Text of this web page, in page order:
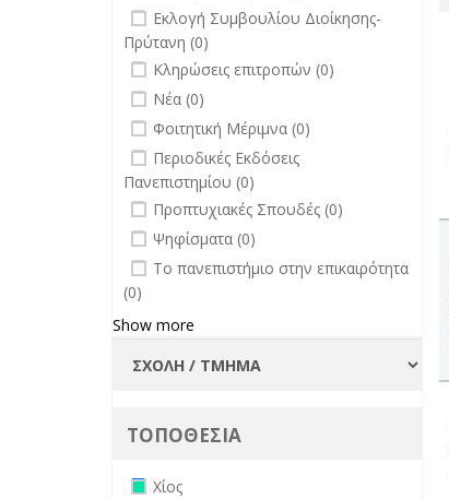
undefined
Εκλογή Συμβουλίου Διοίκησης-
Πρύτανη (0)
undefined
Κληρώσεις επιτροπών (0)
undefined
Νέα (0)
undefined
Φοιτητική Μέριμνα (0)
undefined
Περιοδικές Εκδόσεις
Πανεπιστημίου (0)
undefined
Προπτυχιακές Σπουδές (0)
undefined
Ψηφίσματα (0)
undefined
Το πανεπιστήμιο στην επικαιρότητα
(0)
Show more
ΤΟΠΟΘΕΣΙΑ
Remove Χίος filter
Χίος